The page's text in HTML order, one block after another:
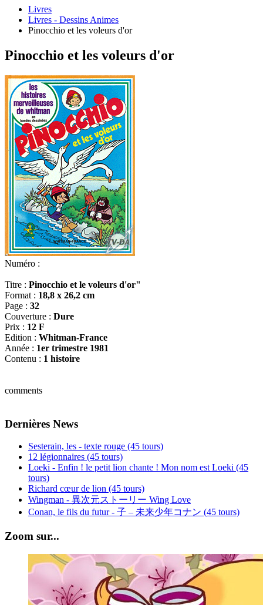
Livres
Livres - Dessins Animes
Pinocchio et les voleurs d'or
Pinocchio et les voleurs d'or
Numéro :
Titre : Pinocchio et le voleurs d'or"
Format : 18,8 x 26,2 cm
Page : 32
Couverture : Dure
Prix : 12 F
Edition : Whitman-France
Année : 1er trimestre 1981
Contenu : 1 histoire
comments
Dernières News
Sesterain, les - texte rouge (45 tours)
12 légionnaires (45 tours)
Loeki - Enfin ! le petit lion chante ! Mon nom est Loeki (45
tours)
Richard cœur de lion (45 tours)
Wingman - 異次元ストーリー Wing Love
Conan, le fils du futur - 子 – 未来少年コナン (45 tours)
Zoom sur...